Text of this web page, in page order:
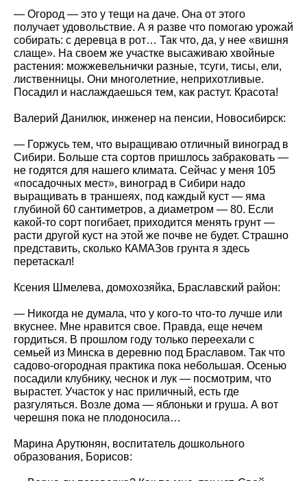
— Огород — это у тещи на даче. Она от этого
получает удовольствие. А я разве что помогаю урожай
собирать: с деревца в рот… Так что, да, у нее «вишня
слаще». На своем же участке высаживаю хвойные
растения: можжевельнички разные, тсуги, тисы, ели,
лиственницы. Они многолетние, неприхотливые.
Посадил и наслаждаешься тем, как растут. Красота!
Валерий Данилюк, инженер на пенсии, Новосибирск:
— Горжусь тем, что выращиваю отличный виноград в
Сибири. Больше ста сортов пришлось забраковать —
не годятся для нашего климата. Сейчас у меня 105
«посадочных мест», виноград в Сибири надо
выращивать в траншеях, под каждый куст — яма
глубиной 60 сантиметров, а диаметром — 80. Если
какой-то сорт погибает, приходится менять грунт —
расти другой куст на этой же почве не будет. Страшно
представить, сколько КАМАЗов грунта я здесь
перетаскал!
Ксения Шмелева, домохозяйка, Браславский район:
— Никогда не думала, что у кого-то что-то лучше или
вкуснее. Мне нравится свое. Правда, еще нечем
гордиться. В прошлом году только переехали с
семьей из Минска в деревню под Браславом. Так что
садово-огородная практика пока небольшая. Осенью
посадили клубнику, чеснок и лук — посмотрим, что
вырастет. Участок у нас приличный, есть где
разгуляться. Возле дома — яблоньки и груша. А вот
черешня пока не плодоносила…
Марина Арутюнян, воспитатель дошкольного
образования, Борисов: